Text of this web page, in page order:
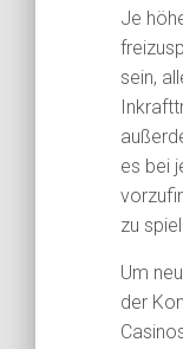
Je
sein,
es bei
zu
Um
der